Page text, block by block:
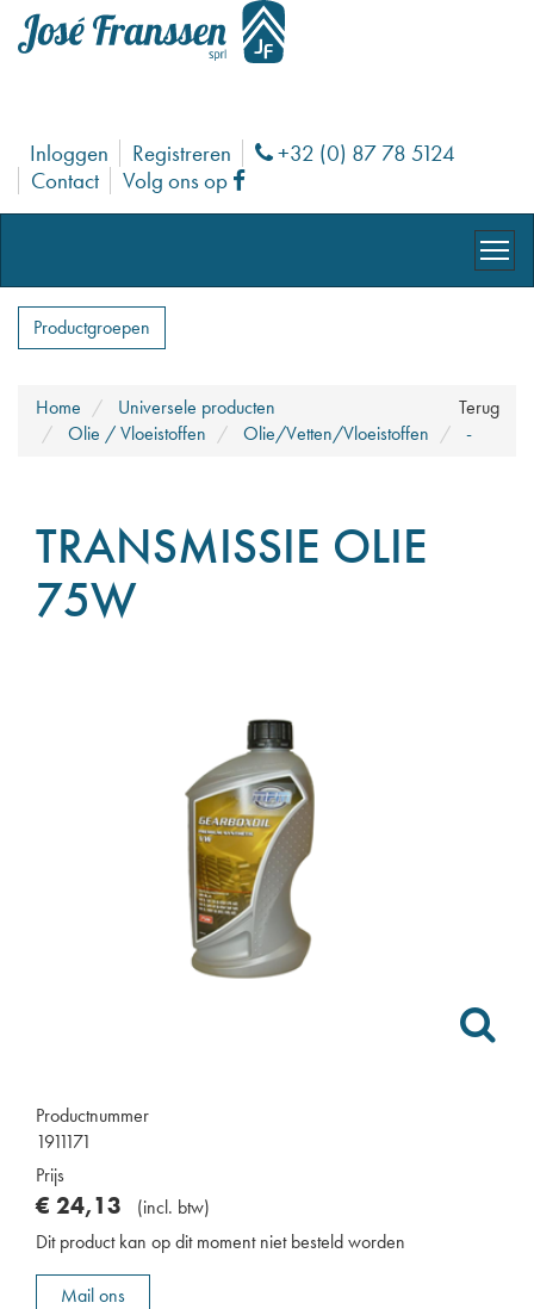
Inloggen Registreren Phone
+32 (0) 87 78 5124
Contact
Volg ons op Facebook
Productgroepen
Terug
Home
Universele producten
Olie / Vloeistoffen
Olie/Vetten/Vloeistoffen -
TRANSMISSIE OLIE
75W
Productnummer
1911171
Prijs
€ 24,13 (incl. btw)
Dit product kan op dit moment niet besteld worden
Mail ons